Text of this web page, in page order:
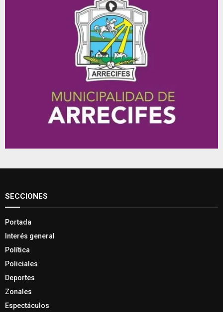
SECCIONES
Portada
Interés general
Política
Policiales
Deportes
Zonales
Espectáculos